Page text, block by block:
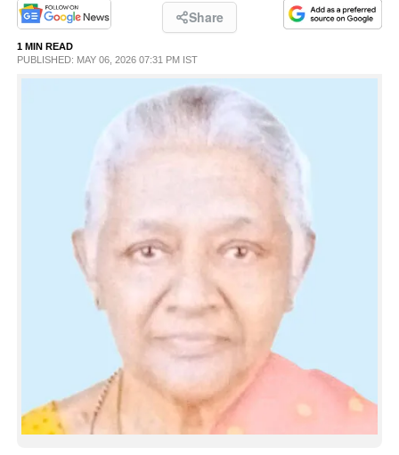
OPINION
PHOTOS
LITERATURE
Share
1 MIN READ
PUBLISHED: MAY 06, 2026 07:31 PM IST